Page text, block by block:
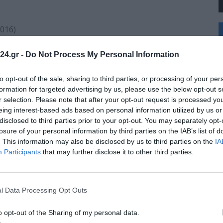
- Do Not Process My Personal Information
opt-out of the sale, sharing to third parties, or processing of your
for targeted advertising by us, please use the below opt-out
selection. Please note that after your opt-out request is processed
interest-based ads based on personal information utilized by us
to third parties prior to your opt-out. You may separately
of your personal information by third parties on the IAB’s list of
This information may also be disclosed by us to third parties on the
Participants that may further disclose it to other third parties.
Data Processing Opt Outs
opt-out of the Sharing of my personal data.
2026 για μισθωτούς και μη μισθωτούς θα
+
°